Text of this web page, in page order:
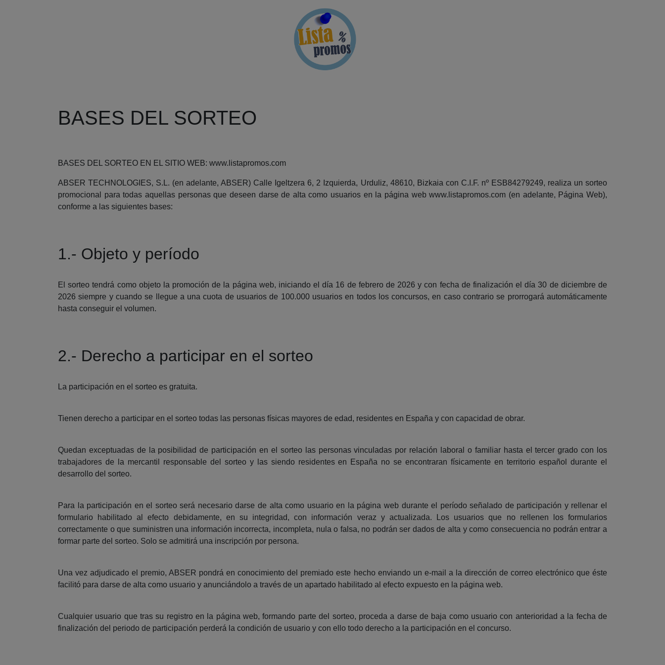
BASES DEL SORTEO
BASES DEL SORTEO EN EL SITIO WEB: www.listapromos.com
ABSER TECHNOLOGIES, S.L. (en adelante, ABSER) Calle Igeltzera 6, 2 Izquierda, Urduliz, 48610, Bizkaia con C.I.F. nº ESB84279249, realiza un sorteo
promocional para todas aquellas personas que deseen darse de alta como usuarios en la página web www.listapromos.com (en adelante, Página Web),
conforme a las siguientes bases:
1.- Objeto y período
El sorteo tendrá como objeto la promoción de la página web, iniciando el día 16 de febrero de 2026 y con fecha de finalización el día 30 de diciembre de
2026 siempre y cuando se llegue a una cuota de usuarios de 100.000 usuarios en todos los concursos, en caso contrario se prorrogará automáticamente
hasta conseguir el volumen.
2.- Derecho a participar en el sorteo
La participación en el sorteo es gratuita.
Tienen derecho a participar en el sorteo todas las personas físicas mayores de edad, residentes en España y con capacidad de obrar.
Quedan exceptuadas de la posibilidad de participación en el sorteo las personas vinculadas por relación laboral o familiar hasta el tercer grado con los
trabajadores de la mercantil responsable del sorteo y las siendo residentes en España no se encontraran físicamente en territorio español durante el
desarrollo del sorteo.
Para la participación en el sorteo será necesario darse de alta como usuario en la página web durante el período señalado de participación y rellenar el
formulario habilitado al efecto debidamente, en su integridad, con información veraz y actualizada. Los usuarios que no rellenen los formularios
correctamente o que suministren una información incorrecta, incompleta, nula o falsa, no podrán ser dados de alta y como consecuencia no podrán entrar a
formar parte del sorteo. Solo se admitirá una inscripción por persona.
Una vez adjudicado el premio, ABSER pondrá en conocimiento del premiado este hecho enviando un e-mail a la dirección de correo electrónico que éste
facilitó para darse de alta como usuario y anunciándolo a través de un apartado habilitado al efecto expuesto en la página web.
Cualquier usuario que tras su registro en la página web, formando parte del sorteo, proceda a darse de baja como usuario con anterioridad a la fecha de
finalización del periodo de participación perderá la condición de usuario y con ello todo derecho a la participación en el concurso.